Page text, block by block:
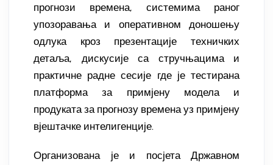
прогнози времена, системима раног
упозоравања и оперативном доношењу
одлука кроз презентације техничких
детаља, дискусије са стручњацима и
практичне радне сесије где је тестирана
платформа за примјену модела и
продуката за прогнозу времена уз примјену
вјештачке интелигенције.
Организована је и посјета Државном